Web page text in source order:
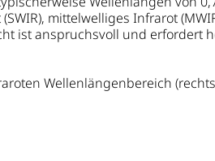
mittelwelliges Infrarot
ist anspruchsvoll und erfordert
Wellenlängenbereich